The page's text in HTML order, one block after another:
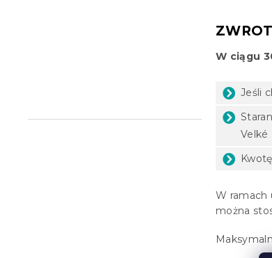
ZWROT
W ciągu
Jeśli
Velké
W ramach
można